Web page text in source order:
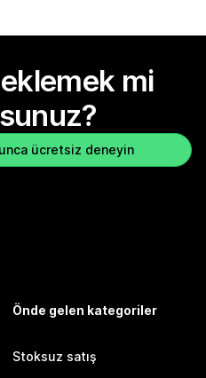
mi
ücretsiz deneyin
Önde gelen kategoriler
Stoksuz satış